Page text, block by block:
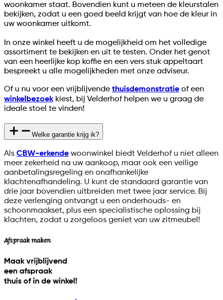
woonkamer staat. Bovendien kunt u meteen de kleurstalen
bekijken, zodat u een goed beeld krijgt van hoe de kleur in
uw woonkamer uitkomt.
In onze winkel heeft u de mogelijkheid om het volledige
assortiment te bekijken en uit te testen. Onder het genot
van een heerlijke kop koffie en een vers stuk appeltaart
bespreekt u alle mogelijkheden met onze adviseur.
Of u nu voor een vrijblijvende thuisdemonstratie of een
winkelbezoek kiest, bij Velderhof helpen we u graag de
ideale stoel te vinden!
Welke garantie krijg ik?
Als CBW-erkende woonwinkel biedt Velderhof u niet alleen
meer zekerheid na uw aankoop, maar ook een veilige
aanbetalingsregeling en onafhankelijke
klachtenafhandeling. U kunt de standaard garantie van
drie jaar bovendien uitbreiden met twee jaar service. Bij
deze verlenging ontvangt u een onderhouds- en
schoonmaakset, plus een specialistische oplossing bij
klachten, zodat u zorgeloos geniet van uw zitmeubel!
Afspraak maken
Maak vrijblijvend
een afspraak
thuis of in de winkel!